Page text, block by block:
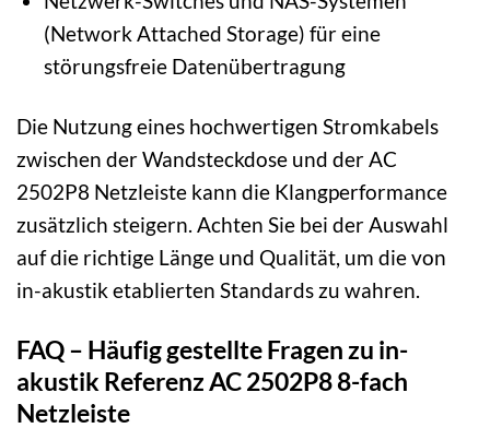
(Network Attached Storage) für eine
störungsfreie Datenübertragung
Die Nutzung eines hochwertigen Stromkabels
zwischen der Wandsteckdose und der AC
2502P8 Netzleiste kann die Klangperformance
zusätzlich steigern. Achten Sie bei der Auswahl
auf die richtige Länge und Qualität, um die von
in-akustik etablierten Standards zu wahren.
FAQ – Häufig gestellte Fragen zu in-
akustik Referenz AC 2502P8 8-fach
Netzleiste